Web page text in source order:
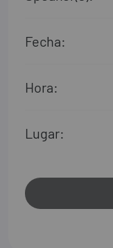
Fecha:
Hora:
Lugar: